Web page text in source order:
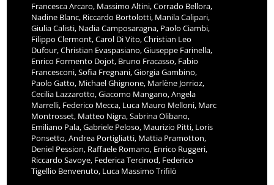
Francesca Arcaro, Massimo Altini, Corrado Bellora,
Nadine Blanc, Riccardo Bortolotti, Manila Calipari,
Giulia Calisti, Nadia Camposaragna, Paolo Ciambi,
Filippo Clermont, Carol Di Vito, Christian Leo
Dufour, Christian Evaspasiano, Giuseppe Farinella,
Enrico Formento Dojot, Bruno Fracasso, Fabio
Francesconi, Sofia Fregnani, Giorgia Gambino,
Paolo Gatto, Michael Ghignone, Marlène Jorrioz,
Cecilia Lazzarotto, Giacomo Mangano, Angela
Marrelli, Federico Mecca, Luca Mauro Melloni, Marc
Montrosset, Matteo Nigra, Sabrina Olibano,
Emiliano Pala, Gabriele Peloso, Maurizio Pitti, Loris
Ponsetto, Andrea Portigliatti, Mattia Pramotton,
Deniel Pession, Raffaele Romano, Enrico Ruggeri,
Riccardo Savoye, Federica Tercinod, Federico
Tigellio Benvenuto, Luca Massimo Trifilò